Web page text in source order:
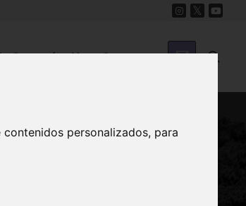
personalizados, para
Carmesí Mapa Sonoro